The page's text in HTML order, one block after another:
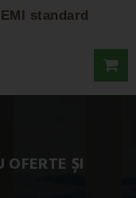
standard
ȘI